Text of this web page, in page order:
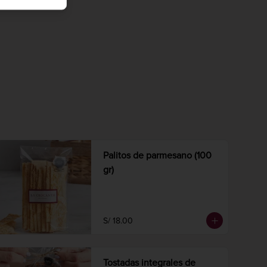
Palitos de parmesano (100
gr)
S/ 18.00
Tostadas integrales de